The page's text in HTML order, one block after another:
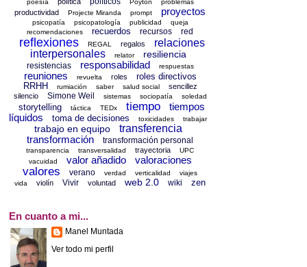
poesía
Poyton problemas
productividad Projecte Miranda prompt proyectos
psicopatía psicopatología publicidad
queja
recomendaciones
recuerdos recursos red
reflexiones REGAL regalos
relaciones
interpersonales
relator resiliencia
resistencias responsabilidad respuestas
reuniones revuelta roles
roles directivos
RRHH
rumiación saber salud social
sencillez
silencio
Simone Weil sistemas sociopatía soledad
storytelling táctica TEDx tiempo
tiempos
líquidos
toma de decisiones toxicidades trabajar
trabajo en equipo
transferencia
transformación
transformación personal
transparencia transversalidad trayectoria
UPC
vacuidad
valor añadido valoraciones
valores verano verdad verticalidad
viajes
vida
violín Vivir voluntad web 2.0 wiki zen
En cuanto a mi...
Manel Muntada
Ver todo mi perfil